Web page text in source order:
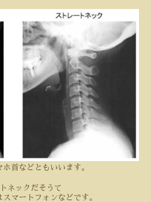
首などともいいます。
ネックだそうて
マートフォンなどです。